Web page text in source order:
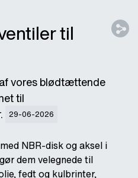
til
vores blødtættende
til
29-06-2026
NBR-disk og aksel i
dem velegnede til
fedt og kulbrinter,